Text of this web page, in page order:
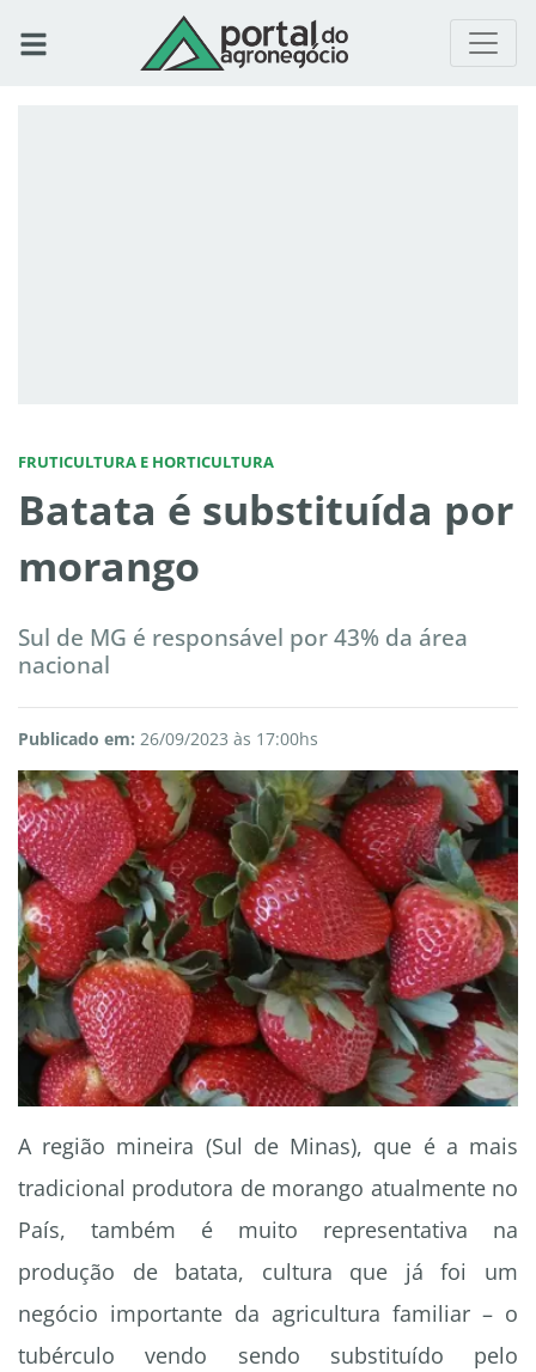
FRUTICULTURA E HORTICULTURA
Batata é substituída por
morango
Sul de MG é responsável por 43% da área
nacional
Publicado em: 26/09/2023 às 17:00hs
A região mineira (Sul de Minas), que é a mais
tradicional produtora de morango atualmente no
País, também é muito representativa na
produção de batata, cultura que já foi um
negócio importante da agricultura familiar – o
tubérculo vendo sendo substituído pelo